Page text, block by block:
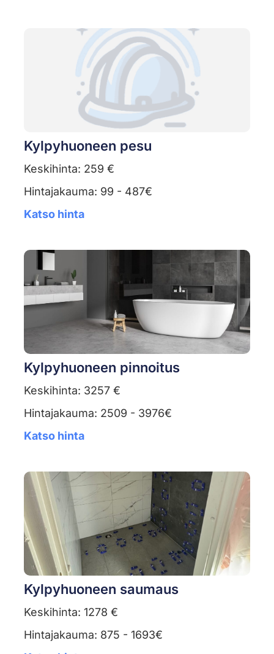
Kylpyhuoneen pesu
Keskihinta: 259 €
Hintajakauma: 99 - 487€
Katso hinta
Kylpyhuoneen pinnoitus
Keskihinta: 3257 €
Hintajakauma: 2509 - 3976€
Katso hinta
Kylpyhuoneen saumaus
Keskihinta: 1278 €
Hintajakauma: 875 - 1693€